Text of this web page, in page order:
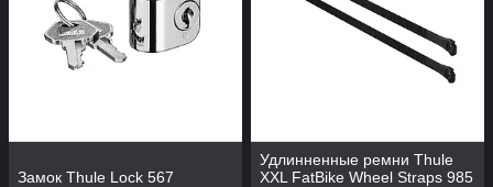
Замок Thule Lock 567
Удлинненные ремни Thule
XXL FatBike Wheel Straps 985